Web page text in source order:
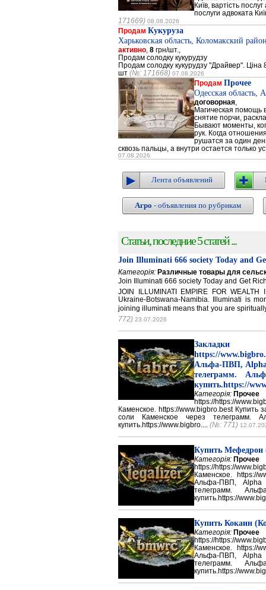
Київ, вартість
послуги адвоката
171669) 08.08.2026
Продам Кукуруза
Харьковская область, Коломакский
активно 8 грн/шт.,
Продам солодку кукурудзу
Продам солодку кукурудзу "Драйвер". Ціна
шт (№: 171668) 07.08.2026
Продам Прочее
Одесская область,
договорная
Магическая помощь
снятие порчи,
Бывают моменты,
рук. Когда
рушатся за один
сквозь пальцы, а внутри остается только
07.08.2026
Лента объявлений
Агро - объявления по рубрикам
Статьи, последние 5 статей ...
Join Illuminati 666 society Today and
Категорія: Различные товары для
Join Illuminati 666 society Today and Get
JOIN ILLUMINATI EMPIRE FOR WEALTH
Ukraine-Botswana-Namibia. Illuminati is
joining illuminati means that you are
772) 23.07.2026
Закладки
https://
Альфа-ПВП, Alpha
телеграмм.
купить.https://
Категорія: Прочее
https://https://
Каменское. https://www.bigbro.best Купить
соли Каменское через телеграмм.
купить.https://www.bigbro.... (№: 771)
Купить
Категорія: Прочее
https://https://
Каменское. https://
Альфа-ПВП, Alpha
телеграмм.
купить.https://
Купить Кокаин
Категорія: Прочее
https://https://
Каменское. https://
Альфа-ПВП, Alpha
телеграмм.
купить.https://